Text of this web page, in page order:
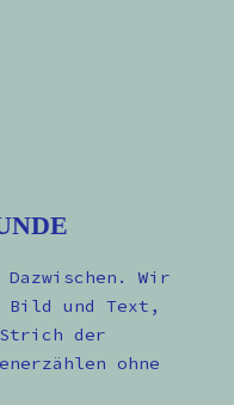
Dazwischen. Wir
Bild und Text,
der
ohne